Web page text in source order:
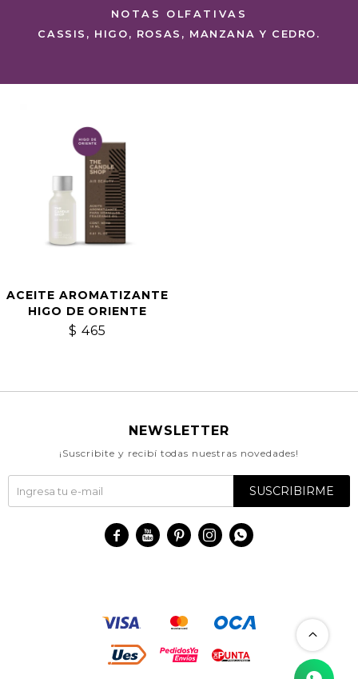
NOTAS OLFATIVAS
CASSIS, HIGO, ROSAS, MANZANA Y CEDRO.
ACEITE AROMATIZANTE
HIGO DE ORIENTE
$ 465
NEWSLETTER
¡Suscribite y recibí todas nuestras novedades!
SUSCRIBIRME
    